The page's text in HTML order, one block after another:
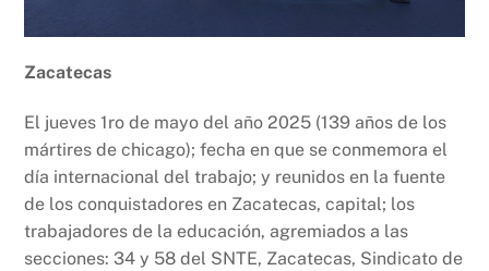
Zacatecas
El jueves 1ro de mayo del año 2025 (139 años de los
mártires de chicago); fecha en que se conmemora el
día internacional del trabajo; y reunidos en la fuente
de los conquistadores en Zacatecas, capital; los
trabajadores de la educación, agremiados a las
secciones: 34 y 58 del SNTE, Zacatecas, Sindicato de